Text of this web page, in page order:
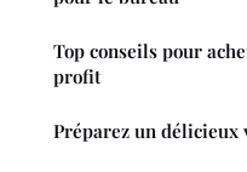
Top conseils pour
profit
Préparez un délicieux